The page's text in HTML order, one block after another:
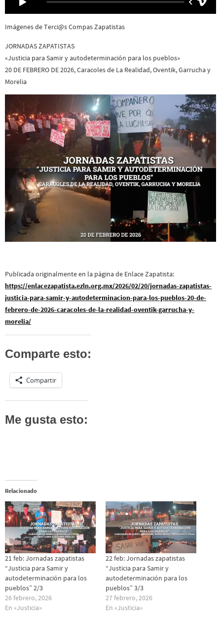
Imágenes de Terci@s Compas Zapatistas
JORNADAS ZAPATISTAS
«Justicia para Samir y autodeterminación para los pueblos»
20 DE FEBRERO DE 2026, Caracoles de La Realidad, Oventik, Garrucha y
Morelia
Publicada originalmente en la página de Enlace Zapatista:
https://enlacezapatista.ezln.org.mx/2026/02/20/jornadas-zapatistas-
justicia-para-samir-y-autodeterminacion-para-los-pueblos-20-de-
febrero-de-2026-caracoles-de-la-realidad-oventik-garrucha-y-
morelia/
Comparte esto:
Compartir
Me gusta esto:
Relacionado
21 feb: Jornadas zapatistas
“Justicia para Samir y
autodeterminación para los
pueblos” 2/3
26 febrero, 2026
En «Justicia»
22 feb: Jornadas zapatistas
“Justicia para Samir y
autodeterminación para los
pueblos” 3/3
27 febrero, 2026
En «Justicia»